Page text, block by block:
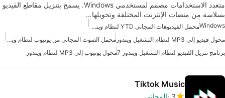
متعدد الاستخدامات مصمم لمستخدمي Windows. يسمح بتنزيل مقاطع الفيديو
بسلاسة من منصات الإنترنت المختلفة وتحويلها…
Windows
محمل الفيديوهات المجاني YTD لنظام ويندوز
محول فيديو إلى MP3 لنظام التشغيل ويندوز
محمل الصوت المجاني من يوتيوب لنظام ويندوز
برنامج تنزيل الفيديو لنظام التشغيل ويندوز 7
محول يوتيوب إلى MP3 لنظام ويندوز
Tiktok Music
3 المجاني